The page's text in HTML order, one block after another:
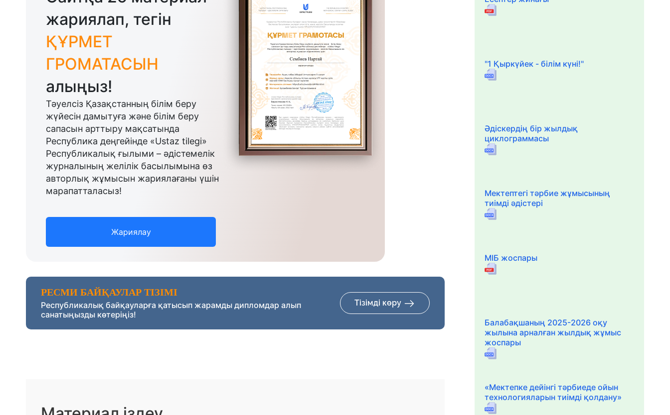
жариялап, тегін
ҚҰРМЕТ
ГРОМАТАСЫН
алыңыз!
Тәуелсіз Қазақстанның білім беру
жүйесін дамытуға және білім беру
сапасын арттыру мақсатында
Республика деңгейінде «Ustaz tilegi»
Республикалық ғылыми – әдістемелік
журналының желілік басылымына өз
авторлық жұмысын жариялағаны үшін
марапатталасыз!
Жариялау
РЕСМИ БАЙҚАУЛАР ТІЗІМІ
Республикалық байқауларға қатысып жарамды дипломдар алып
санатыңызды көтеріңіз!
Тізімді көру
"1 Қыркүйек - білім күні!"
Әдіскердің бір жылдық
циклограммасы
Мектептегі тәрбие жұмысының
тиімді әдістері
МІБ жоспары
Балабақшаның 2025-2026 оқу
жылына арналған жылдық жұмыс
жоспары
«Мектепке дейінгі тәрбиеде ойын
технологияларын тиімді қолдану»